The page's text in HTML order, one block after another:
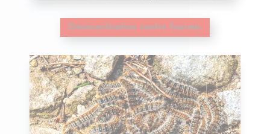
Désinsectisation contre fourmis